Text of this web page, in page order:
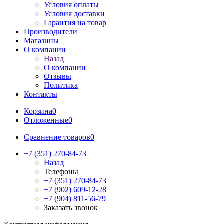
Условия оплаты
Условия доставки
Гарантия на товар
Производители
Магазины
О компании
Назад
О компании
Отзывы
Политика
Контакты
Корзина0
Отложенные0
Сравнение товаров0
+7 (351) 270-84-73
Назад
Телефоны
+7 (351) 270-84-73
+7 (902) 609-12-28
+7 (904) 811-56-79
Заказать звонок